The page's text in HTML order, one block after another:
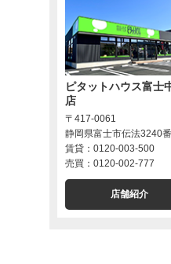
ピタットハウス富士
店
〒417-0061
静岡県富士市伝法3240
賃貸：0120-003-500
売買：0120-002-777
店舗紹介